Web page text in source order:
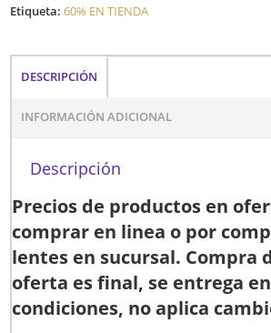
Etiqueta:60% EN TIENDA
DESCRIPCIÓN
INFORMACIÓN ADICIONAL
Descripción
Precios de productos en
comprar en linea o por
lentes en sucursal. Compra
oferta es final, se entrega
condiciones, no aplica